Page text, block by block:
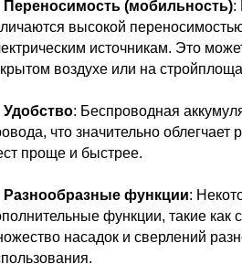
Переносимость (мобильность):
высокой
источникам. Это
воздухе или на
Удобство: Беспроводная
что значительно
проще и быстрее.
Разнообразные функции:
функции, такие как
насадок и сверлений